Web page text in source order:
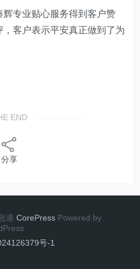
专业贴心服务得到客户赞
客户表示平安真正做到了为
END
分享
港 CorePress Powered by
号-1